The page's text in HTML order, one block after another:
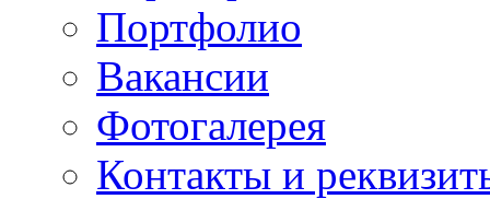
Портфолио
Вакансии
Фотогалерея
Контакты и